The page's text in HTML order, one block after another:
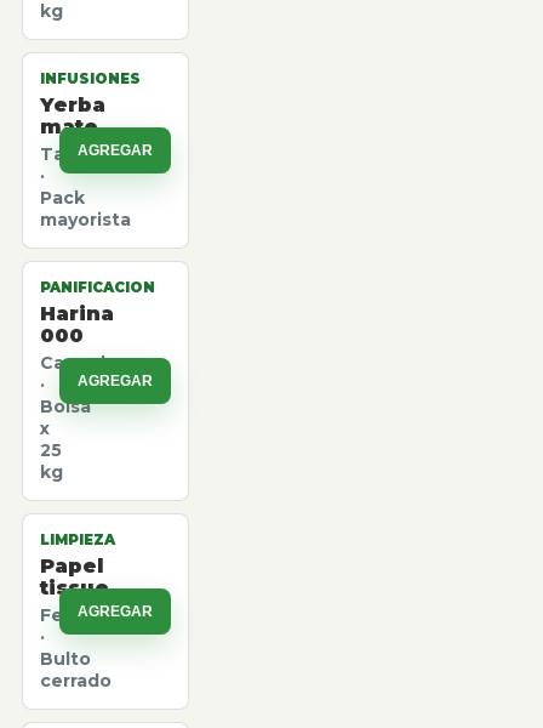
kg
INFUSIONES
Yerba
mate
Taragui
·
Pack
mayorista
AGREGAR
PANIFICACION
Harina
000
Canuelas
·
Bolsa
x
25
kg
AGREGAR
LIMPIEZA
Papel
tissue
Felpita
·
Bulto
cerrado
AGREGAR